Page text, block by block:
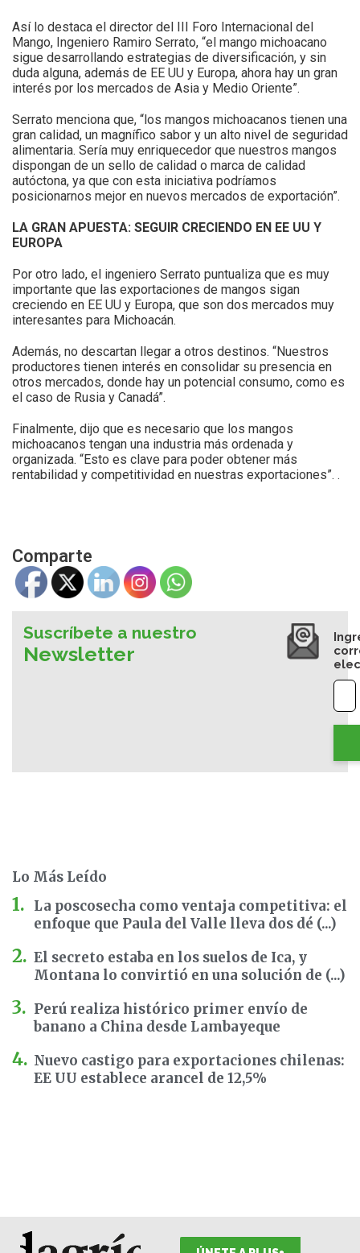
Comparte
Así lo destaca el director del III Foro Internacional del
Mango, Ingeniero Ramiro Serrato, “el mango michoacano
sigue desarrollando estrategias de diversificación, y sin
duda alguna, además de EE UU y Europa, ahora hay un gran
interés por los mercados de Asia y Medio Oriente”.
Serrato menciona que, “los mangos michoacanos tienen una
gran calidad, un magnífico sabor y un alto nivel de seguridad
alimentaria. Sería muy enriquecedor que nuestros mangos
dispongan de un sello de calidad o marca de calidad
autóctona, ya que con esta iniciativa podríamos
posicionarnos mejor en nuevos mercados de exportación”.
LA GRAN APUESTA: SEGUIR CRECIENDO EN EE UU Y
EUROPA
Por otro lado, el ingeniero Serrato puntualiza que es muy
importante que las exportaciones de mangos sigan
creciendo en EE UU y Europa, que son dos mercados muy
interesantes para Michoacán.
Además, no descartan llegar a otros destinos. “Nuestros
productores tienen interés en consolidar su presencia en
otros mercados, donde hay un potencial consumo, como es
el caso de Rusia y Canadá”.
Finalmente, dijo que es necesario que los mangos
michoacanos tengan una industria más ordenada y
organizada. “Esto es clave para poder obtener más
rentabilidad y competitividad en nuestras exportaciones”. .
Suscríbete a nuestro
Newsletter
Lo Más Leído
La poscosecha como ventaja competitiva: el
enfoque que Paula del Valle lleva dos dé (...)
El secreto estaba en los suelos de Ica, y
Montana lo convirtió en una solución de (...)
Perú realiza histórico primer envío de
banano a China desde Lambayeque
Nuevo castigo para exportaciones chilenas:
EE UU establece arancel de 12,5%